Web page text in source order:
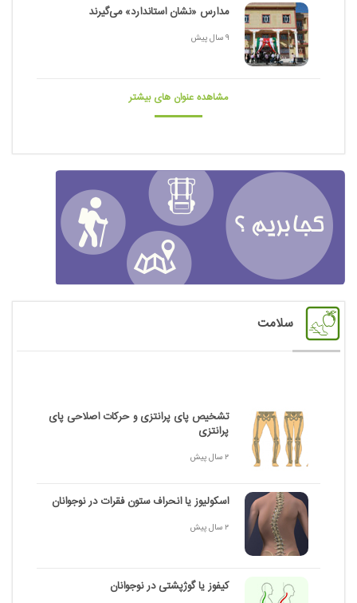
مدارس «نشان استاندارد» می‌گیرند
9 سال پیش
مشاهده عنوان های بیشتر
سلامت
تشخیص پای پرانتزی و حرکات اصلاحی پای
پرانتزی
2 سال پیش
اسکولیوز یا انحراف ستون فقرات در نوجوانان
2 سال پیش
کیفوز یا گوژپشتی در نوجوانان